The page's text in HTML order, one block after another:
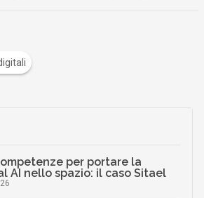
per portare la
AI nello spazio: il caso Sitael